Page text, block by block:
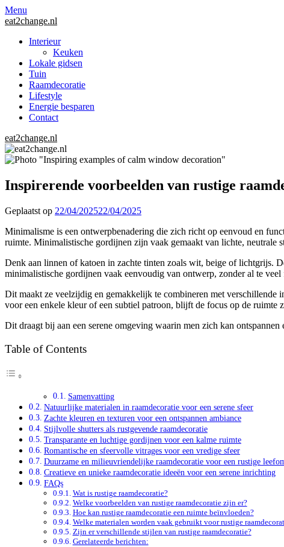
Menu
eat2change.nl
Interieur
Keuken
Lokale gidsen
Tuin
Raamdecoratie
Lifestyle
Energie besparen
Contact
eat2change.nl
Inspirerende voorbeelden van rustige
Geplaatst op 22/04/202522/04/2025
Minimalisme is een ontwerpbenadering die zich richt op eenvoud en
ruimte. Minimalistische gordijnen zijn vaak gemaakt van lichte, neutrale
Denk aan linnen of katoen in zachte tinten zoals wit, beige of lichtgrijs.
minimalistische gordijnen vaak eenvoudig van ontwerp, zonder al te veel
Dit maakt ze veelzijdig en gemakkelijk te combineren met verschillende
voor een enkele kleur of een subtiel patroon, blijft de focus op de ruimte
Dit draagt bij aan een serene omgeving waarin men zich kan ontspannen
Table of Contents
Samenvatting
Natuurlijke materialen in raamdecoratie voor een serene sfeer
Zachte kleuren en texturen voor een ontspannen ambiance
Stijlvolle shutters als rustgevende raamdecoratie
Transparante en luchtige gordijnen voor een kalme ruimte
Romantische en sfeervolle vitrages voor een vredige sfeer
Duurzame en milieuvriendelijke raamdecoratie voor een rustige
Creatieve en unieke raamdecoratie ideeën voor een serene inrichting
FAQs
Wat is rustige raamdecoratie?
Welke voorbeelden van rustige raamdecoratie zijn er?
Hoe kan rustige raamdecoratie een ruimte beïnvloeden?
Welke materialen worden vaak gebruikt voor rustige
Zijn er verschillende stijlen van rustige raamdecoratie?
Gerelateerde berichten: